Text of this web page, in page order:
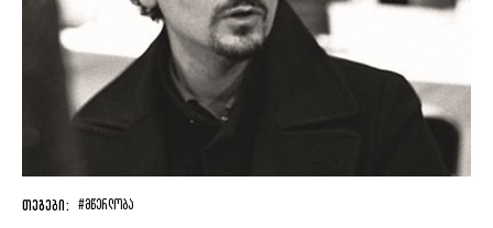
ᲗᲔᲒᲔᲑᲘ: #ᲛᲬᲔᲠᲚᲝᲑᲐ